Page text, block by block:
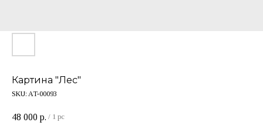
Картина "Лес"
SKU: AT-00093
48 000 р. / 1 pc